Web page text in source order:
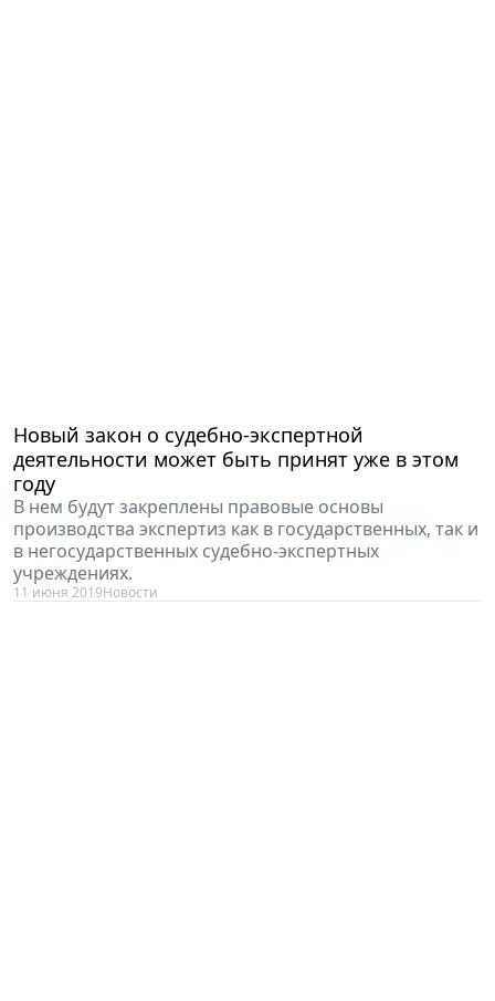
Новый закон о судебно-экспертной
деятельности может быть принят уже в этом
году
В нем будут закреплены правовые основы
производства экспертиз как в государственных, так и
в негосударственных судебно-экспертных
учреждениях.
11 июня 2019Новости